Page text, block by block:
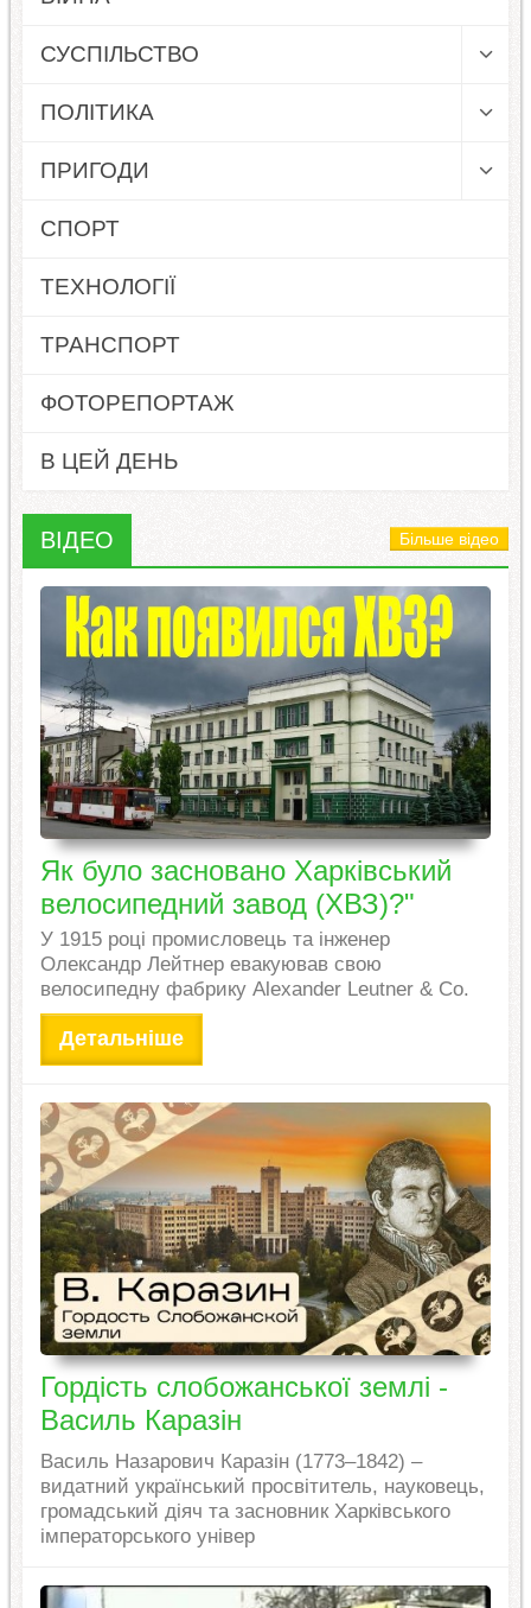
СУСПІЛЬСТВО
ПОЛІТИКА
ПРИГОДИ
СПОРТ
ТЕХНОЛОГІЇ
ТРАНСПОРТ
ФОТОРЕПОРТАЖ
В ЦЕЙ ДЕНЬ
ВІДЕО Більше відео
Як було засновано Харківський
велосипедний завод (ХВЗ)?"
У 1915 році промисловець та інженер
Олександр Лейтнер евакуював свою
велосипедну фабрику Alexander Leutner & Co.
Детальніше
Гордість слобожанської землі -
Василь Каразін
Василь Назарович Каразін (1773–1842) –
видатний український просвітитель, науковець,
громадський діяч та засновник Харківського
імператорського універ